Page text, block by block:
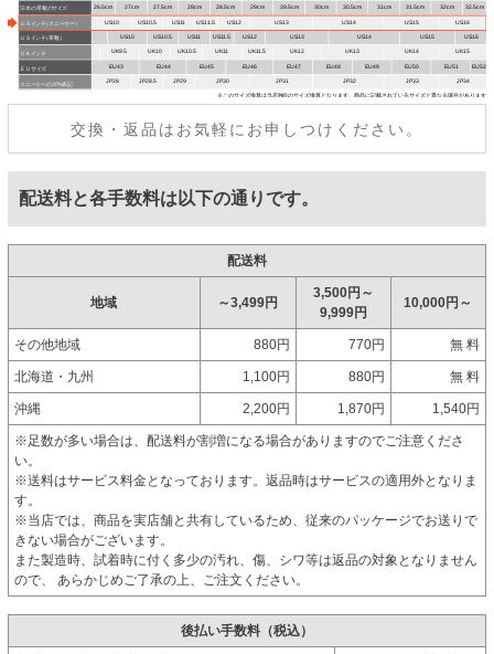
交換・返品はお気軽にお申しつけください。
配送料と各手数料は以下の通りです。
配送料
地域 ～3,499円
3,500円～
9,999円
10,000円～
その他地域 880円 770円 無 料
北海道・九州 1,100円 880円 無 料
沖縄 2,200円 1,870円 1,540円
※足数が多い場合は、配送料が割増になる場合がありますのでご注意くださ
い。
※送料はサービス料金となっております。返品時はサービスの適用外となりま
す。
※当店では、商品を実店舗と共有しているため、従来のパッケージでお送りで
きない場合がございます。
また製造時、試着時に付く多少の汚れ、傷、シワ等は返品の対象となりません
ので、 あらかじめご了承の上、ご注文ください。
後払い手数料（税込）